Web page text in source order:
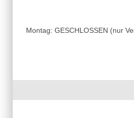
Montag: GESCHLOSSEN (nur